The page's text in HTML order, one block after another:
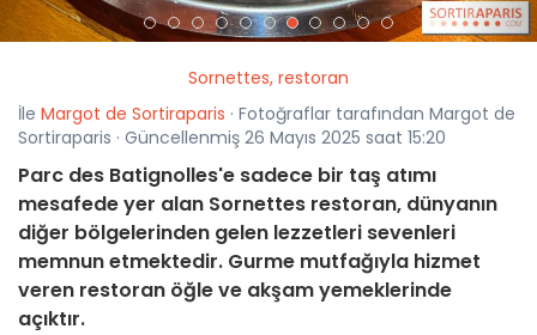
Sornettes, restoran
İle Margot de Sortiraparis · Fotoğraflar tarafından Margot de
Sortiraparis · Güncellenmiş 26 Mayıs 2025 saat 15:20
Parc des Batignolles'e sadece bir taş atımı
mesafede yer alan Sornettes restoran, dünyanın
diğer bölgelerinden gelen lezzetleri sevenleri
memnun etmektedir. Gurme mutfağıyla hizmet
veren restoran öğle ve akşam yemeklerinde
açıktır.